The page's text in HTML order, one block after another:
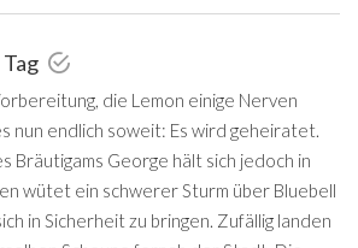
die Lemon einige Nerven
nun endlich soweit: Es wird geheiratet.
Bräutigams George hält sich jedoch in
wütet ein schwerer Sturm über Bluebell
in Sicherheit zu bringen. Zufällig landen